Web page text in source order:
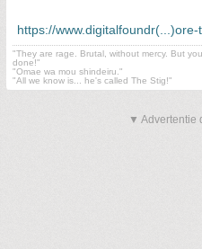
https://
"They are rage. Brutal, without mercy. But
done!"
"Omae wa mou shindeiru."
"All we know is... he's called The Stig!"
▼ Advertentie